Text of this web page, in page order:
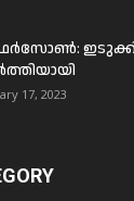
17, 2023